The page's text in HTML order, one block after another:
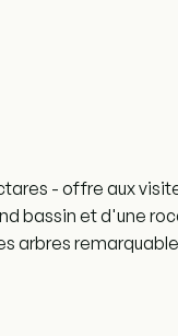
- offre aux
bassin et d'une
arbres